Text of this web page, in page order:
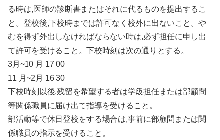
る時は,医師の診断書またはそれに代るものを提出するこ
と。登校後,下校時までは許可なく校外に出ないこと。や
むを得ず外出しなければならない時は,必ず担任に申し出
て許可を受けること。下校時刻は次の通りとする。
3月~10 月 17:00
11 月~2月 16:30
下校時刻以後,残留を希望する者は学級担任または部顧問
等関係職員に届け出て指導を受けること。
部活動等で休日登校をする場合は,事前に部顧問または関
係職員の指示を受けること。